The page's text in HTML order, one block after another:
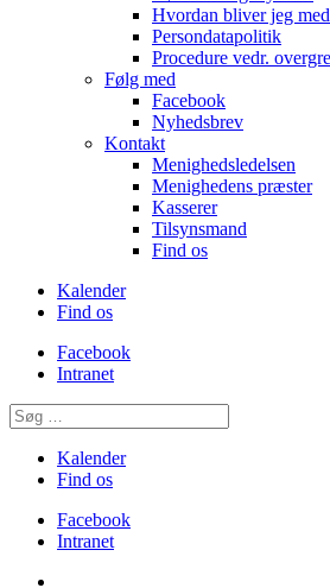
Hvordan bliver jeg
Persondatapolitik
Procedure vedr.
Følg med
Facebook
Nyhedsbrev
Kontakt
Menighedsledelsen
Menighedens præster
Kasserer
Tilsynsmand
Find os
Kalender
Find os
Facebook
Intranet
Kalender
Find os
Facebook
Intranet